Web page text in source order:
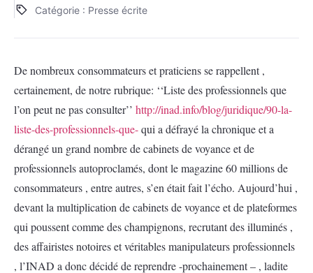
Catégorie : Presse écrite
De nombreux consommateurs et praticiens se rappellent ,
certainement, de notre rubrique: ‘‘Liste des professionnels que
l’on peut ne pas consulter’’ http://inad.info/blog/juridique/90-la-
liste-des-professionnels-que-qui a défrayé la chronique et a
dérangé un grand nombre de cabinets de voyance et de
professionnels autoproclamés, dont le magazine 60 millions de
consommateurs , entre autres, s’en était fait l’écho. Aujourd’hui ,
devant la multiplication de cabinets de voyance et de plateformes
qui poussent comme des champignons, recrutant des illuminés ,
des affairistes notoires et véritables manipulateurs professionnels
, l’INAD a donc décidé de reprendre -prochainement – , ladite